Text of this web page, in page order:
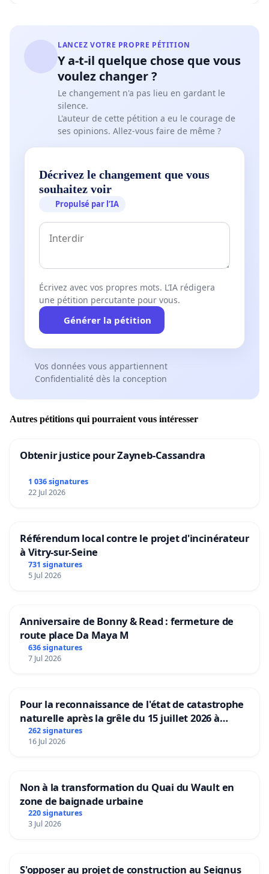
LANCEZ VOTRE PROPRE PÉTITION
Y a-t-il quelque chose que vous
voulez changer ?
Le changement n'a pas lieu en gardant le
silence.
L'auteur de cette pétition a eu le courage de
ses opinions. Allez-vous faire de même ?
Décrivez le changement que vous
souhaitez voir
Propulsé par l’IA
Écrivez avec vos propres mots. L’IA rédigera
une pétition percutante pour vous.
Générer la pétition
Vos données vous appartiennent
Confidentialité dès la conception
Autres pétitions qui pourraient vous intéresser
Obtenir justice pour Zayneb-Cassandra
1 036 signatures
22 Jul 2026
Référendum local contre le projet d'incinérateur
à Vitry-sur-Seine
731 signatures
5 Jul 2026
Anniversaire de Bonny & Read : fermeture de
route place Da Maya M
636 signatures
7 Jul 2026
Pour la reconnaissance de l'état de catastrophe
naturelle après la grêle du 15 juillet 2026 à
Aubenas et ses alentours
262 signatures
16 Jul 2026
Non à la transformation du Quai du Wault en
zone de baignade urbaine
220 signatures
3 Jul 2026
S'opposer au projet de construction au Seignus